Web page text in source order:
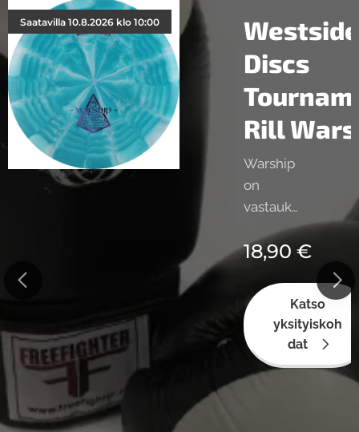
Saatavilla 10.8.2026 klo 10:00
Westside
Discs
Rill
Warship
on
vastauks
emme
tavallise
pelaajan
tarpeese
en
keskima
tkan
18,90 €
Katso
yksityiskoh
dat